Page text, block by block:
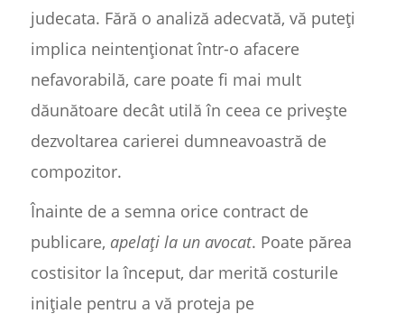
judecata. Fără o analiză adecvată, vă puteți
implica neintenționat într-o afacere
nefavorabilă, care poate fi mai mult
dăunătoare decât utilă în ceea ce privește
dezvoltarea carierei dumneavoastră de
compozitor.
Înainte de a semna orice contract de
publicare, apelați la un avocat. Poate părea
costisitor la început, dar merită costurile
inițiale pentru a vă proteja pe